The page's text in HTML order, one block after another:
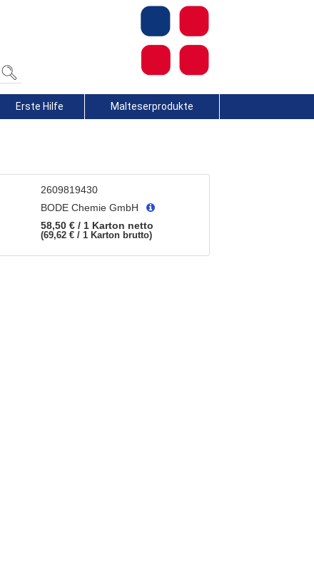
Erste Hilfe Malteserprodukte
2609819430
BODE Chemie GmbH
58,50 € / 1 Karton netto
69,62 € / 1 Karton brutto